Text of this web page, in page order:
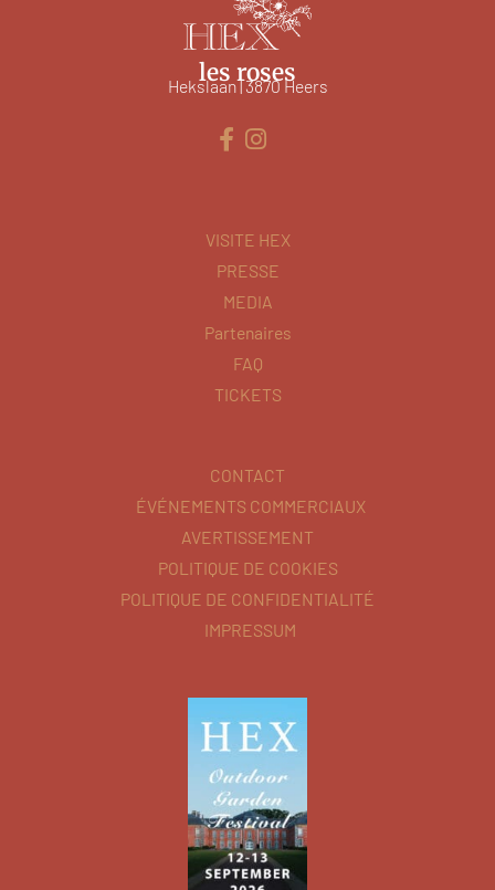
les roses
Hekslaan | 3870 Heers
VISITE HEX
PRESSE
MEDIA
Partenaires
FAQ
TICKETS
CONTACT
ÉVÉNEMENTS COMMERCIAUX
AVERTISSEMENT
POLITIQUE DE COOKIES
POLITIQUE DE CONFIDENTIALITÉ
IMPRESSUM